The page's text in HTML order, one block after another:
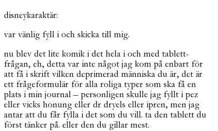
disneykaraktär:
var vänlig fyll i och skicka till mig.
nu blev det lite komik i det hela i och med tablett-
frågan, eh, detta var inte något jag kom på enbart för
att få i skrift vilken deprimerad människa du är, det är
ett frågeformulär för alla roliga typer som ska få en
plats i min journal – personligen skulle jag fyllt i pez
eller vicks honung eller dr dryels eller ipren, men jag
antar att du får fylla i det som du vill. ta den tablett du
först tänker på. eller den du gillar mest.